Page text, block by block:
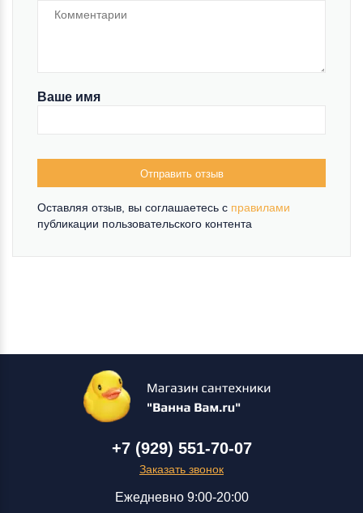
Ваше имя
Отправить отзыв
Оставляя отзыв, вы соглашаетесь c правилами
публикации пользовательского контента
+7 (929) 551-70-07
Заказать звонок
Ежедневно 9:00-20:00